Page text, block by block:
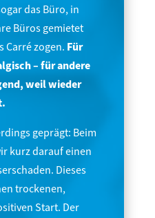
das Büro, in
Büros gemietet
Carré zogen. Für
– für andere
weil wieder
geprägt: Beim
kurz darauf einen
Dieses
trockenen,
Start. Der